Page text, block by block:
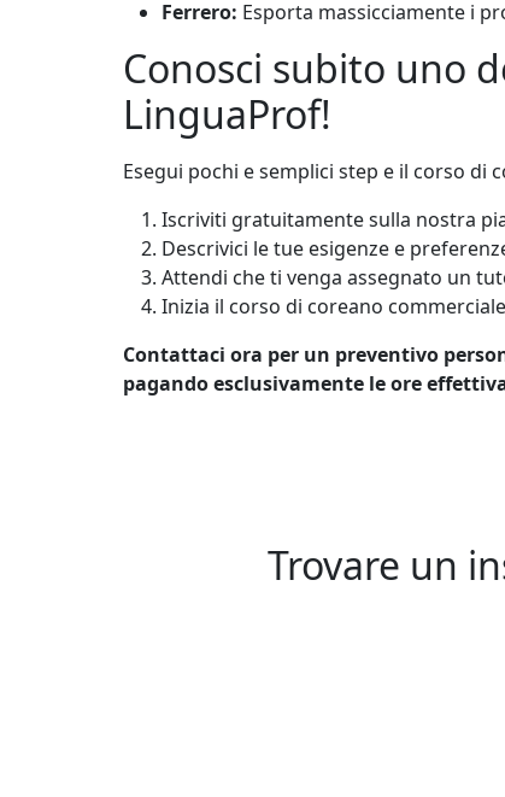
Ferrero: Esporta massicciamente i
Conosci subito uno
LinguaProf!
Esegui pochi e semplici step e il corso di
Iscriviti gratuitamente sulla nostra
Descrivici le tue esigenze e
Attendi che ti venga assegnato un
Inizia il corso di coreano
Contattaci ora per un preventivo
pagando esclusivamente le ore
Trovare un